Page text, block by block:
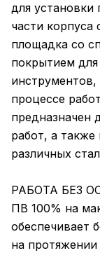
для установки
части корпуса
площадка со
покрытием
процессе
предназначен
работ, а также
различных
РАБОТА БЕЗ
ПВ 100% на
обеспечивает
на